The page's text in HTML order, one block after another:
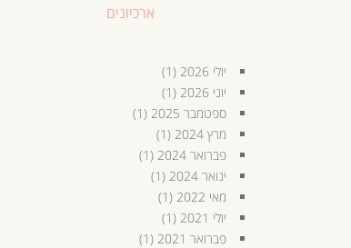
ארכיונים
יולי 2026
(1)
יוני 2026
(1)
ספטמבר 2025
(1)
מרץ 2024
(1)
פברואר 2024
(1)
ינואר 2024
(1)
מאי 2022
(1)
יולי 2021
(1)
פברואר 2021
(1)